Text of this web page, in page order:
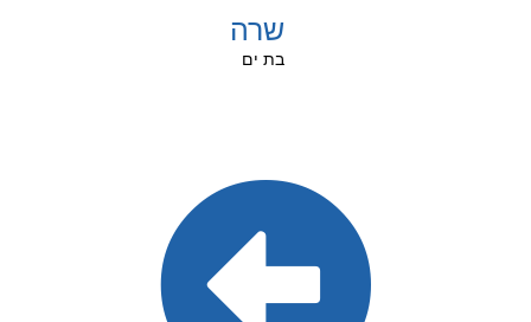
שרה
בת ים